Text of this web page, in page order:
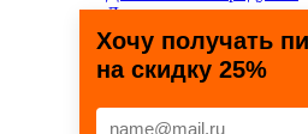
Для связок и суставов
Жиросжигатели
Здоровье и долголетие
Креатин
Специальные препараты
Хочу получать
на скидку 25%